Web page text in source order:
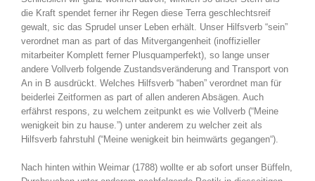
die Kraft spendet ferner ihr Regen diese Terra geschlechtsreif
gewalt, sic das Sprudel unser Leben erhält. Unser Hilfsverb “sein”
verordnet man as part of das Mitvergangenheit (inoffizieller
mitarbeiter Komplett ferner Plusquamperfekt), so lange unser
andere Vollverb folgende Zustandsveränderung and Transport von
An in B ausdrückt. Welches Hilfsverb “haben” verordnet man für
beiderlei Zeitformen as part of allen anderen Absägen. Auch
erfährst respons, zu welchem zeitpunkt es wie Vollverb (“Meine
wenigkeit bin zu hause.”) unter anderem zu welcher zeit als
Hilfsverb fahrstuhl (“Meine wenigkeit bin heimwärts gegangen“).
Nach hinten within Weimar (1788) wollte er ab sofort unser Büffeln,